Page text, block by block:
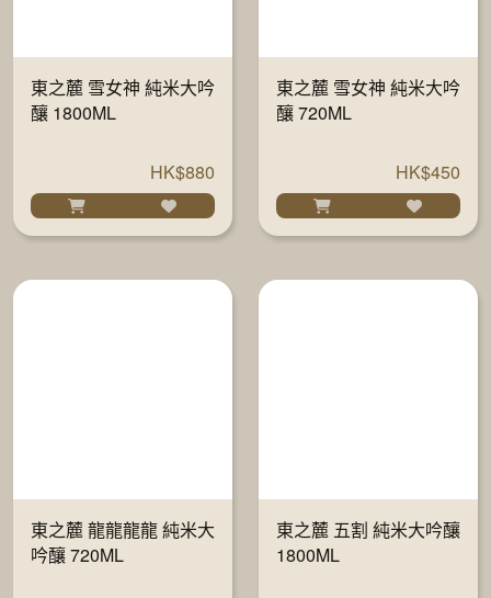
東之麓 雪女神 純米大吟
釀 1800ML
HK$880
東之麓 雪女神 純米大吟
釀 720ML
HK$450
東之麓 龍龍龍龍 純米大
吟釀 720ML
東之麓 五割 純米大吟釀
1800ML